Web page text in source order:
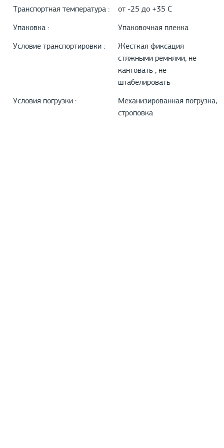
Транспортная температура : от -25 до +35 С
Упаковка : Упаковочная пленка
Условие транспортировки :
Жесткая фиксация
стяжными ремнями, не
кантовать , не
штабелировать
Условия погрузки :
Механизированная погрузка,
строповка